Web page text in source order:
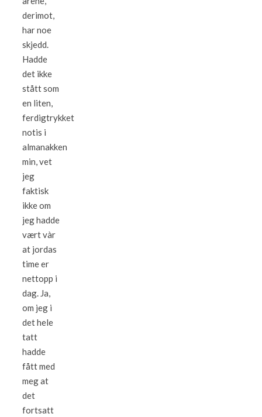
derimot,
har noe
skjedd.
Hadde
det ikke
stått som
en liten,
ferdigtrykket
notis i
almanakken
min, vet
jeg
faktisk
ikke om
jeg hadde
vært vàr
at jordas
time er
nettopp i
dag. Ja,
om jeg i
det hele
tatt
hadde
fått med
meg at
det
fortsatt